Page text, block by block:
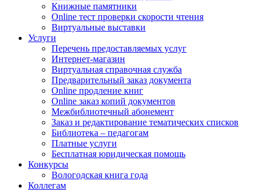
Книжные памятники
Online тест проверки скорости чтения
Виртуальные выставки
Услуги
Перечень предоставляемых услуг
Интернет-магазин
Виртуальная справочная служба
Предварительный заказ документа
Online продление книг
Online заказ копий документов
Межбиблиотечный абонемент
Заказ и редактирование тематических списков
Библиотека – педагогам
Платные услуги
Бесплатная юридическая помощь
Конкурсы
Вологодская книга года
Коллегам